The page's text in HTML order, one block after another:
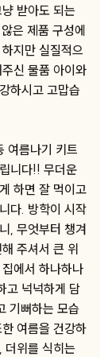
받아도 되는
은 제품 구성에
지만 실질적으
신 물품 아이와
하시고 고맙습
여름나기 키트
니다!! 무더운
하면 잘 먹이고
다. 방학이 시작
, 무엇부터 챙겨
주셔서 큰 위
에서 하나하나
고 넉넉하게 담
기뻐하는 모습
여름을 건강하
더위를 식히는